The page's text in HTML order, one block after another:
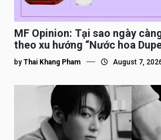
MF Opinion: Tại sao ngày
theo xu hướng “Nước hoa
by Thai Khang Pham August 7,